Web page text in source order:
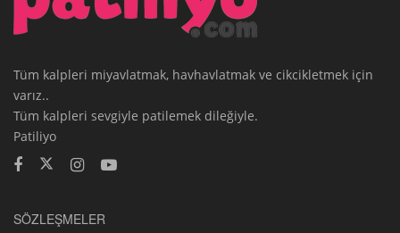
Tüm kalpleri miyavlatmak, havhavlatmak ve cikcikletmek için
varız..
Tüm kalpleri sevgiyle patilemek dileğiyle.
Patiliyo
SÖZLEŞMELER